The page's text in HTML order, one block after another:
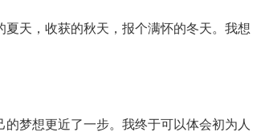
天，收获的秋天，报个满怀的冬天。我想
梦想更近了一步。我终于可以体会初为人